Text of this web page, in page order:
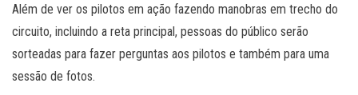
Além de ver os pilotos em ação fazendo manobras em trecho do
circuito, incluindo a reta principal, pessoas do público serão
sorteadas para fazer perguntas aos pilotos e também para uma
sessão de fotos.